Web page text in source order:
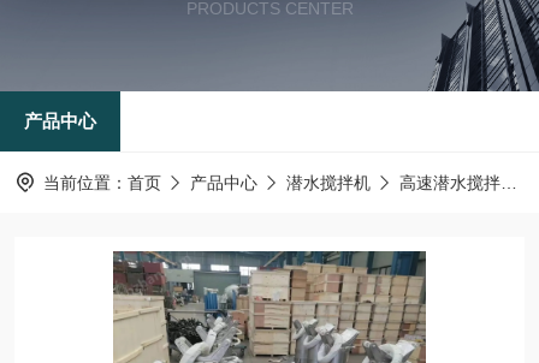
PRODUCTS CENTER
产品中心
当前位置： 首页 产品中心 潜水搅拌机 高速潜水搅拌机